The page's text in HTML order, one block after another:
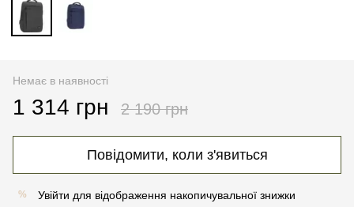
Немає в наявності
1 314 грн 2 190 грн
Повідомити, коли з'явиться
% Увійти для відображення накопичувальної знижки